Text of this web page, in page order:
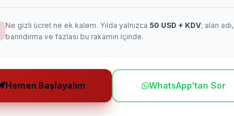
Ne gizli ücret ne ek kalem. Yılda yalnızca 50 USD + KDV; alan adı,
barındırma ve fazlası bu rakamın içinde.
Hemen Başlayalım WhatsApp'tan Sor